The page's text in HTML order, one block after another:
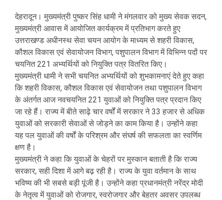
देहरादून। मुख्यमंत्री पुष्कर सिंह धामी ने मंगलवार को मुख्य सेवक सदन,
मुख्यमंत्री आवास में आयोजित कार्यक्रम में प्रतिभाग करते हुए
उत्तराखण्ड अधीनस्थ सेवा चयन आयोग के माध्यम से शहरी विकास,
कौशल विकास एवं सेवायोजन विभाग, पशुपालन विभाग में विभिन्न पदों पर
चयनित 221 अभ्यर्थियों को नियुक्ति पत्र वितरित किए।
मुख्यमंत्री धामी ने सभी चयनित अभ्यर्थियों को शुभकामनाएं देते हुए कहा
कि शहरी विकास, कौशल विकास एवं सेवायोजन तथा पशुपालन विभाग
के अंतर्गत आज नवचयनित 221 युवाओं को नियुक्ति पत्र प्रदान किए
जा रहे हैं। राज्य में बीते साढ़े चार वर्षों में सरकार ने 33 हजार से अधिक
युवाओं को सरकारी सेवाओं से जोड़ने का काम किया है। उन्होंने कहा
यह पल युवाओं की वर्षों के परिश्रम और संघर्ष की सफलता का स्वर्णिम
क्षण है।
मुख्यमंत्री ने कहा कि युवाओं के चेहरों पर मुस्कान बताती है कि राज्य
सरकार, सही दिशा में आगे बढ़ रही है। राज्य के युवा वर्तमान के साथ
भविष्य की भी सबसे बड़ी पूंजी है। उन्होंने कहा प्रधानमंत्री नरेंद्र मोदी
के नेतृत्व में युवाओं को रोजगार, स्वरोजगार और बेहतर अवसर उपलब्ध